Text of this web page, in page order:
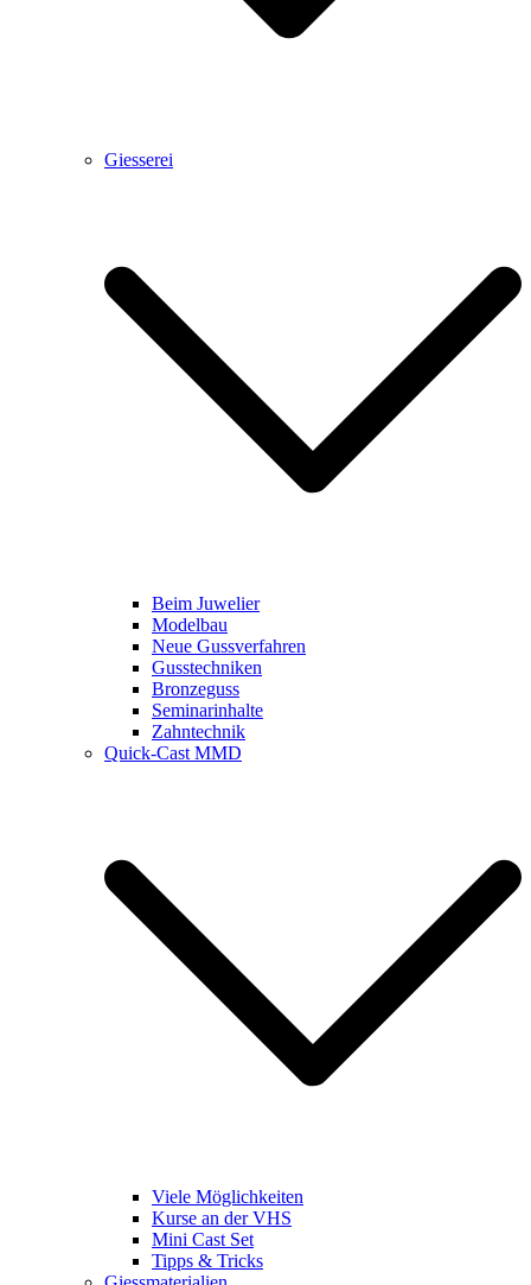
Giesserei
Beim Juwelier
Modelbau
Neue Gussverfahren
Gusstechniken
Bronzeguss
Seminarinhalte
Zahntechnik
Quick-Cast MMD
Viele Möglichkeiten
Kurse an der VHS
Mini Cast Set
Tipps & Tricks